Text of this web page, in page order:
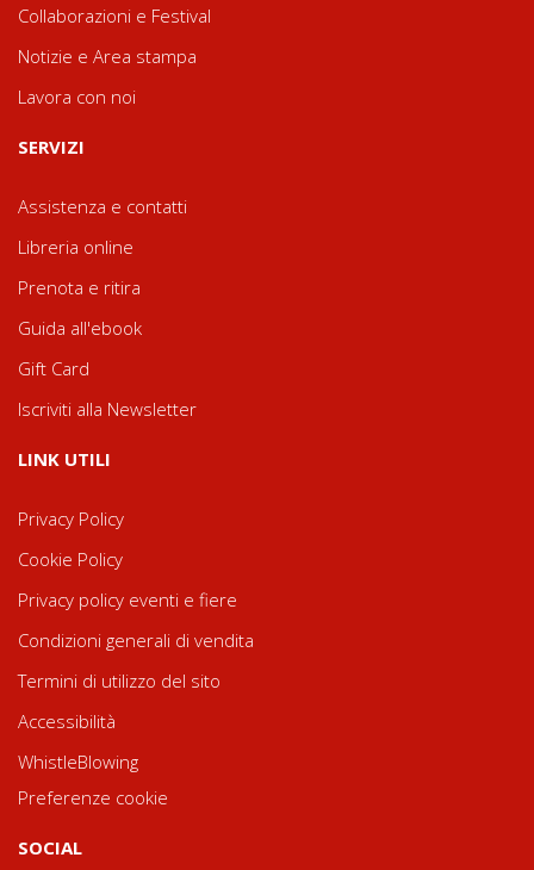
Collaborazioni e Festival
Notizie e Area stampa
Lavora con noi
SERVIZI
Assistenza e contatti
Libreria online
Prenota e ritira
Guida all'ebook
Gift Card
Iscriviti alla Newsletter
LINK UTILI
Privacy Policy
Cookie Policy
Privacy policy eventi e fiere
Condizioni generali di vendita
Termini di utilizzo del sito
Accessibilità
WhistleBlowing
Preferenze cookie
SOCIAL